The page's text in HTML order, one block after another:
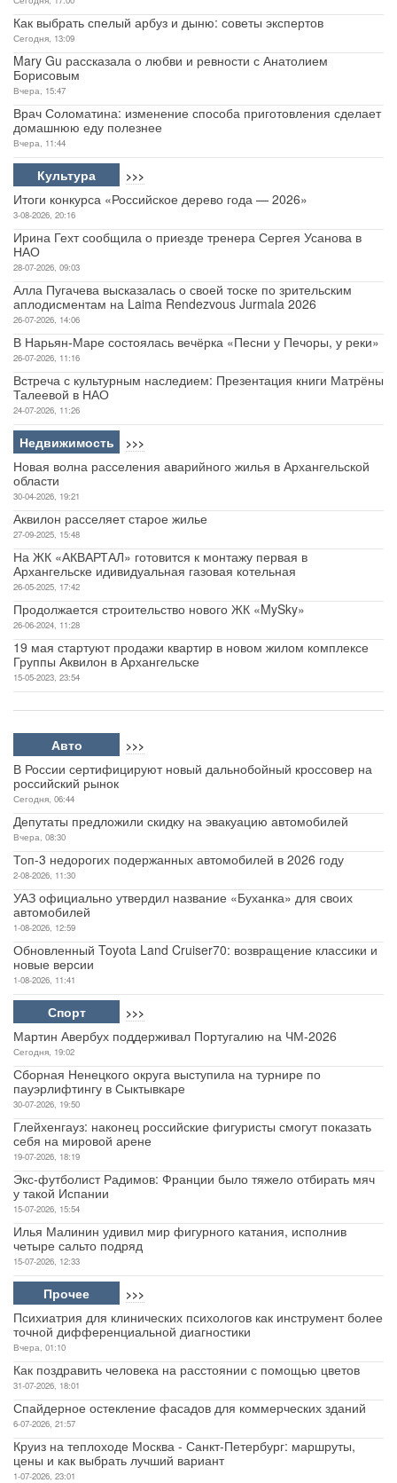
Как выбрать спелый арбуз и дыню: советы экспертов
Сегодня, 13:09
Mary Gu рассказала о любви и ревности с Анатолием
Борисовым
Вчера, 15:47
Врач Соломатина: изменение способа приготовления сделает
домашнюю еду полезнее
Вчера, 11:44
Культура >>>
Итоги конкурса «Российское дерево года — 2026»
3-08-2026, 20:16
Ирина Гехт сообщила о приезде тренера Сергея Усанова в
НАО
28-07-2026, 09:03
Алла Пугачева высказалась о своей тоске по зрительским
аплодисментам на Laima Rendezvous Jurmala 2026
26-07-2026, 14:06
В Нарьян-Маре состоялась вечёрка «Песни у Печоры, у реки»
26-07-2026, 11:16
Встреча с культурным наследием: Презентация книги Матрёны
Талеевой в НАО
24-07-2026, 11:26
Недвижимость >>>
Новая волна расселения аварийного жилья в Архангельской
области
30-04-2026, 19:21
Аквилон расселяет старое жилье
27-09-2025, 15:48
На ЖК «АКВАРТАЛ» готовится к монтажу первая в
Архангельске идивидуальная газовая котельная
26-05-2025, 17:42
Продолжается строительство нового ЖК «MySky»
26-06-2024, 11:28
19 мая стартуют продажи квартир в новом жилом комплексе
Группы Аквилон в Архангельске
15-05-2023, 23:54
Авто >>>
В России сертифицируют новый дальнобойный кроссовер на
российский рынок
Сегодня, 06:44
Депутаты предложили скидку на эвакуацию автомобилей
Вчера, 08:30
Топ-3 недорогих подержанных автомобилей в 2026 году
2-08-2026, 11:30
УАЗ официально утвердил название «Буханка» для своих
автомобилей
1-08-2026, 12:59
Обновленный Toyota Land Cruiser70: возвращение классики и
новые версии
1-08-2026, 11:41
Спорт >>>
Мартин Авербух поддерживал Португалию на ЧМ-2026
Сегодня, 19:02
Сборная Ненецкого округа выступила на турнире по
пауэрлифтингу в Сыктывкаре
30-07-2026, 19:50
Глейхенгауз: наконец российские фигуристы смогут показать
себя на мировой арене
19-07-2026, 18:19
Экс-футболист Радимов: Франции было тяжело отбирать мяч
у такой Испании
15-07-2026, 15:54
Илья Малинин удивил мир фигурного катания, исполнив
четыре сальто подряд
15-07-2026, 12:33
Прочее >>>
Психиатрия для клинических психологов как инструмент более
точной дифференциальной диагностики
Вчера, 01:10
Как поздравить человека на расстоянии с помощью цветов
31-07-2026, 18:01
Спайдерное остекление фасадов для коммерческих зданий
6-07-2026, 21:57
Круиз на теплоходе Москва - Санкт-Петербург: маршруты,
цены и как выбрать лучший вариант
1-07-2026, 23:01